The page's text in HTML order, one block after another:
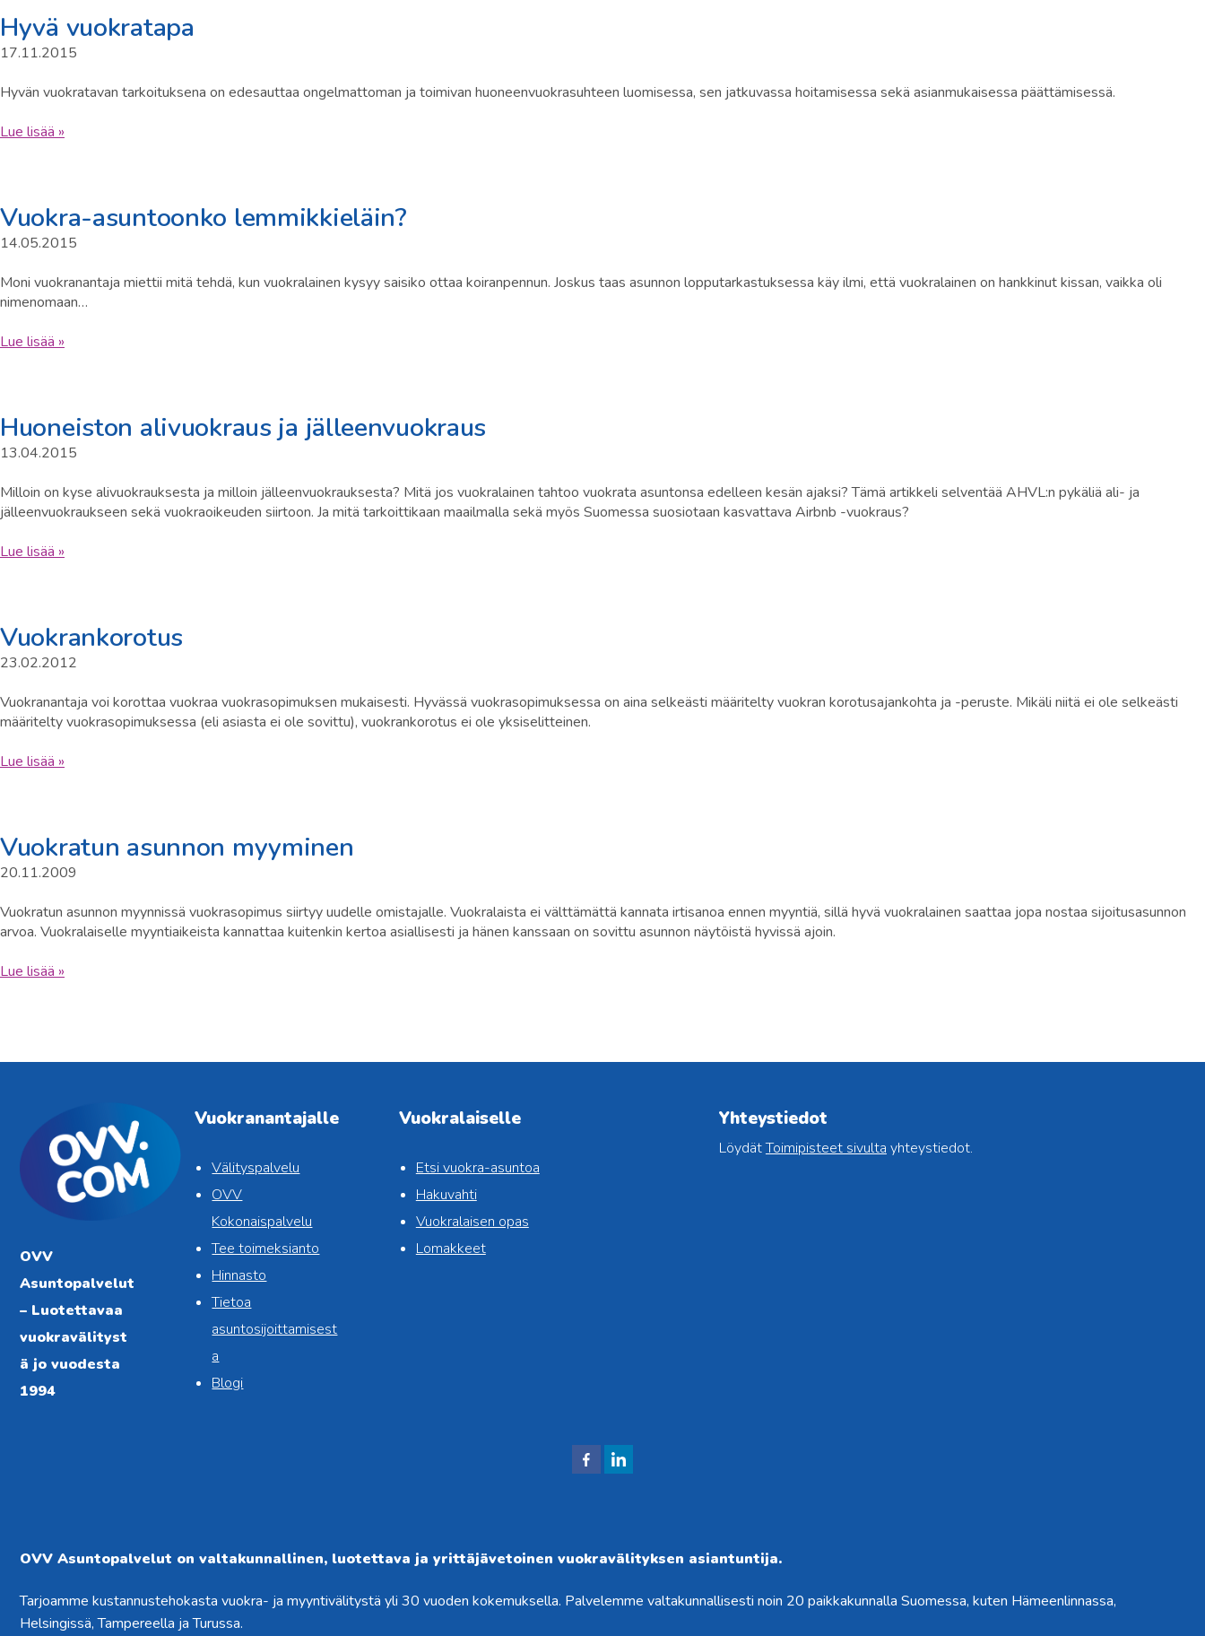
Hyvä vuokratapa
17.11.2015
Hyvän vuokratavan tarkoituksena on edesauttaa ongelmattoman ja toimivan huoneenvuokrasuhteen luomisessa, sen jatkuvassa hoitamisessa sekä asianmukaisessa päättämisessä.
Lue lisää »
Vuokra-asuntoonko lemmikkieläin?
14.05.2015
Moni vuokranantaja miettii mitä tehdä, kun vuokralainen kysyy saisiko ottaa koiranpennun. Joskus taas asunnon lopputarkastuksessa käy ilmi, että vuokralainen on hankkinut kissan, vaikka oli
nimenomaan…
Lue lisää »
Huoneiston alivuokraus ja jälleenvuokraus
13.04.2015
Milloin on kyse alivuokrauksesta ja milloin jälleenvuokrauksesta? Mitä jos vuokralainen tahtoo vuokrata asuntonsa edelleen kesän ajaksi? Tämä artikkeli selventää AHVL:n pykäliä ali- ja
jälleenvuokraukseen sekä vuokraoikeuden siirtoon. Ja mitä tarkoittikaan maailmalla sekä myös Suomessa suosiotaan kasvattava Airbnb -vuokraus?
Lue lisää »
Vuokrankorotus
23.02.2012
Vuokranantaja voi korottaa vuokraa vuokrasopimuksen mukaisesti. Hyvässä vuokrasopimuksessa on aina selkeästi määritelty vuokran korotusajankohta ja -peruste. Mikäli niitä ei ole selkeästi
määritelty vuokrasopimuksessa (eli asiasta ei ole sovittu), vuokrankorotus ei ole yksiselitteinen.
Lue lisää »
Vuokratun asunnon myyminen
20.11.2009
Vuokratun asunnon myynnissä vuokrasopimus siirtyy uudelle omistajalle. Vuokralaista ei välttämättä kannata irtisanoa ennen myyntiä, sillä hyvä vuokralainen saattaa jopa nostaa sijoitusasunnon
arvoa. Vuokralaiselle myyntiaikeista kannattaa kuitenkin kertoa asiallisesti ja hänen kanssaan on sovittu asunnon näytöistä hyvissä ajoin.
Lue lisää »
OVV
Asuntopalvelut
– Luotettavaa
vuokravälityst
ä jo vuodesta
1994
Vuokranantajalle
Välityspalvelu
OVV
Kokonaispalvelu
Tee toimeksianto
Hinnasto
Tietoa
asuntosijoittamisest
a
Blogi
Vuokralaiselle
Etsi vuokra-asuntoa
Hakuvahti
Vuokralaisen opas
Lomakkeet
Yhteystiedot
LöydätToimipisteet sivulta yhteystiedot.
J
sa
OVV Asuntopalvelut on valtakunnallinen, luotettava ja yrittäjävetoinen vuokravälityksen asiantuntija.
Tarjoamme kustannustehokasta vuokra- ja myyntivälitystä yli 30 vuoden kokemuksella. Palvelemme valtakunnallisesti noin 20 paikkakunnalla Suomessa, kuten Hämeenlinnassa,
Helsingissä, Tampereella ja Turussa.